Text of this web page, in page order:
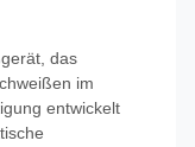
das
im
entwickelt